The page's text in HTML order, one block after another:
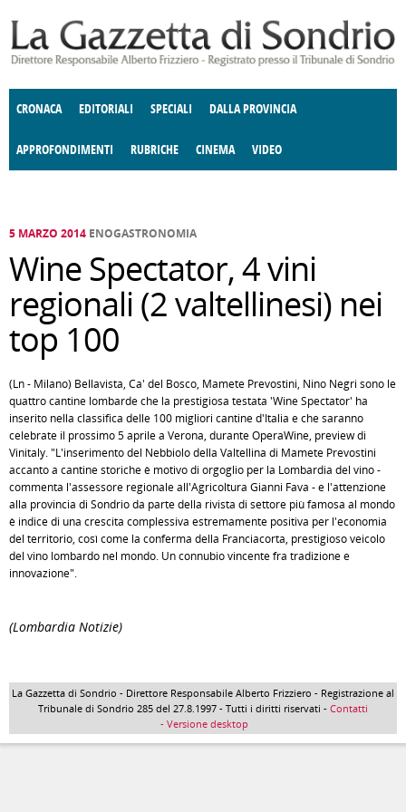
CRONACA EDITORIALI SPECIALI DALLA PROVINCIA
APPROFONDIMENTI
E SPETTACOLI POLITICA
RUBRICHE
DELLE IDEE FATTI DELLO SPIRITO
CINEMA VIDEO
5 MARZO 2014 ENOGASTRONOMIA
Wine Spectator, 4 vini
regionali (2 valtellinesi) nei
top 100
(Ln - Milano) Bellavista, Ca' del Bosco, Mamete Prevostini, Nino Negri sono le
quattro cantine lombarde che la prestigiosa testata 'Wine Spectator' ha
inserito nella classifica delle 100 migliori cantine d'Italia e che saranno
celebrate il prossimo 5 aprile a Verona, durante OperaWine, preview di
Vinitaly. "L'inserimento del Nebbiolo della Valtellina di Mamete Prevostini
accanto a cantine storiche è motivo di orgoglio per la Lombardia del vino -
commenta l'assessore regionale all'Agricoltura Gianni Fava - e l'attenzione
alla provincia di Sondrio da parte della rivista di settore più famosa al mondo
è indice di una crescita complessiva estremamente positiva per l'economia
del territorio, così come la conferma della Franciacorta, prestigioso veicolo
del vino lombardo nel mondo. Un connubio vincente fra tradizione e
innovazione".
(Lombardia Notizie)
La Gazzetta di Sondrio - Direttore Responsabile Alberto Frizziero - Registrazione al
Tribunale di Sondrio 285 del 27.8.1997 - Tutti i diritti riservati - Contatti
- Versione desktop